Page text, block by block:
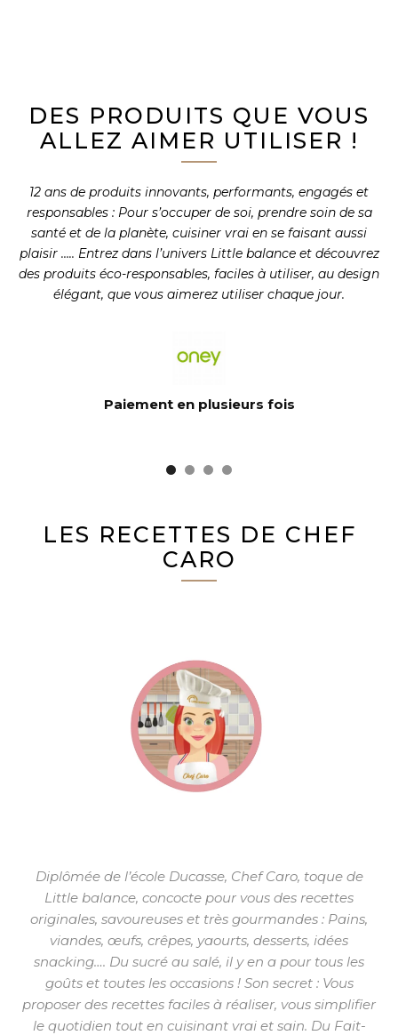
DES PRODUITS QUE VOUS
ALLEZ AIMER UTILISER !
12 ans de produits innovants, performants, engagés et
responsables : Pour s’occuper de soi, prendre soin de sa
santé et de la planète, cuisiner vrai en se faisant aussi
plaisir ….. Entrez dans l’univers Little balance et découvrez
des produits éco-responsables, faciles à utiliser, au design
élégant, que vous aimerez utiliser chaque jour.
Paiement en plusieurs fois
LES RECETTES DE CHEF
CARO
Diplômée de l’école Ducasse, Chef Caro, toque de
Little balance, concocte pour vous des recettes
originales, savoureuses et très gourmandes : Pains,
viandes, œufs, crêpes, yaourts, desserts, idées
snacking…. Du sucré au salé, il y en a pour tous les
goûts et toutes les occasions ! Son secret : Vous
proposer des recettes faciles à réaliser, vous simplifier
le quotidien tout en cuisinant vrai et sain. Du Fait-